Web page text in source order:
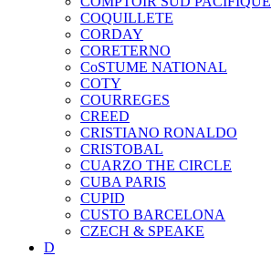
COQUILLETE
CORDAY
CORETERNO
CoSTUME NATIONAL
COTY
COURREGES
CREED
CRISTIANO RONALDO
CRISTOBAL
CUARZO THE CIRCLE
CUBA PARIS
CUPID
CUSTO BARCELONA
CZECH & SPEAKE
D